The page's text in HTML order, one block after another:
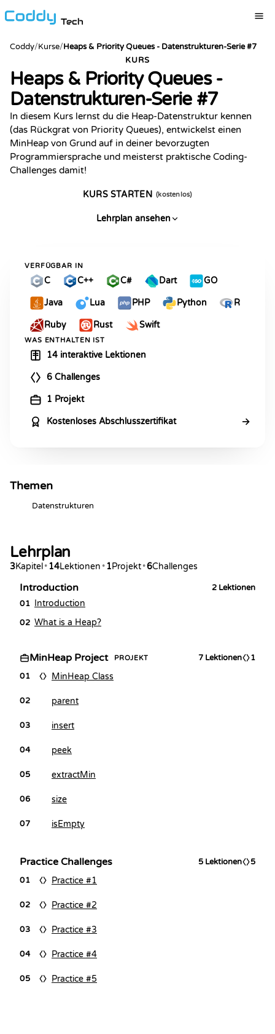
Tech
Coddy/Kurse/Heaps & Priority Queues - Datenstrukturen-Serie #7
KURS
Heaps & Priority Queues -
Datenstrukturen-Serie #7
In diesem Kurs lernst du die Heap-Datenstruktur kennen
(das Rückgrat von Priority Queues), entwickelst einen
MinHeap von Grund auf in deiner bevorzugten
Programmiersprache und meisterst praktische Coding-
Challenges damit!
KURS STARTEN (kostenlos)
Lehrplan ansehen
VERFÜGBAR IN
C C++ C# Dart GO
Java Lua PHP Python R
Ruby Rust Swift
WAS ENTHALTEN IST
14 interaktive Lektionen
6 Challenges
1 Projekt
Kostenloses Abschlusszertifikat →
Themen
Datenstrukturen
Lehrplan
3Kapitel•14Lektionen •1Projekt•6Challenges
Introduction 2 Lektionen
01 Introduction
02 What is a Heap?
MinHeap Project PROJEKT 7 Lektionen
1
01
MinHeap Class
02 parent
03 insert
04 peek
05 extractMin
06 size
07 isEmpty
Practice Challenges 5 Lektionen
5
01
Practice #1
02 Practice #2
03 Practice #3
04 Practice #4
05 Practice #5